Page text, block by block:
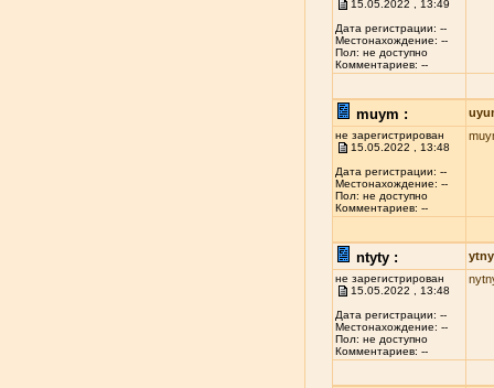
15.05.2022 , 13:49
Дата регистрации: --
Местонахождение: --
Пол: не доступно
Комментариев: --
muym :
не зарегистрирован
15.05.2022 , 13:48
Дата регистрации: --
Местонахождение: --
Пол: не доступно
Комментариев: --
ntyty :
не зарегистрирован
15.05.2022 , 13:48
Дата регистрации: --
Местонахождение: --
Пол: не доступно
Комментариев: --